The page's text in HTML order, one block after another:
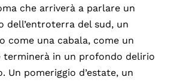
che arriverà a parlare un
dell’entroterra del sud, un
come una cabala, come un
terminerà in un profondo delirio
Un pomeriggio d’estate, un